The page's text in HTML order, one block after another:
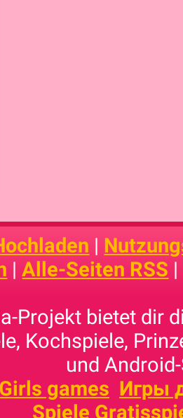
|
|Alle-Seiten RSS |
Projekt bietet dir
Kochspiele,
und
Girls games Игры
Spiele